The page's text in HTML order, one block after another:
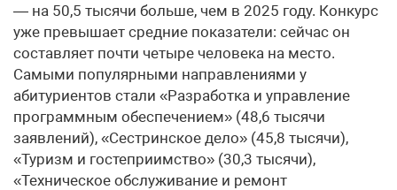
— на 50,5 тысячи больше, чем в 2025 году. Конкурс
уже превышает средние показатели: сейчас он
составляет почти четыре человека на место.
Самыми популярными направлениями у
абитуриентов стали «Разработка и управление
программным обеспечением» (48,6 тысячи
заявлений), «Сестринское дело» (45,8 тысячи),
«Туризм и гостеприимство» (30,3 тысячи),
«Техническое обслуживание и ремонт